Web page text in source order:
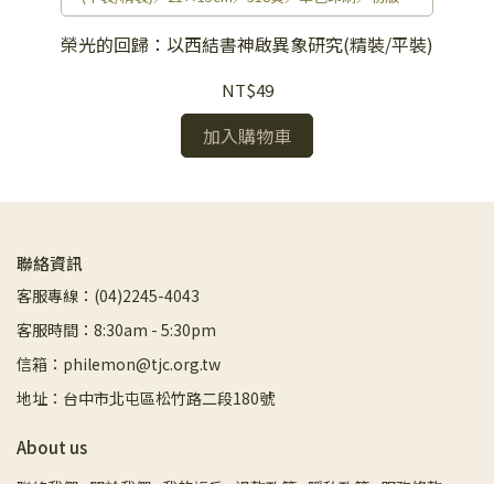
430g
榮光的回歸：以西結書神啟異象研究(精裝/平裝)
NT$49
加入購物車
聯絡資訊
客服專線：(04)2245-4043
客服時間：8:30am - 5:30pm
信箱：philemon@tjc.org.tw
地址：台中市北屯區松竹路二段180號
About us